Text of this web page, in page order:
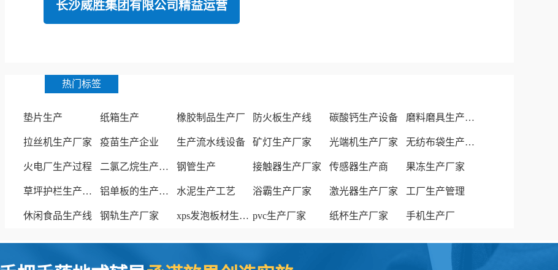
长沙威胜集团有限公司精益运营
热门标签
垫片生产 纸箱生产 橡胶制品生产厂 防火板生产线 碳酸钙生产设备 磨料磨具生产厂家
拉丝机生产厂家 疫苗生产企业 生产流水线设备 矿灯生产厂家 光端机生产厂家 无纺布袋生产厂家
火电厂生产过程 二氯乙烷生产厂家 钢管生产 接触器生产厂家 传感器生产商 果冻生产厂家
草坪护栏生产厂家 铝单板的生产厂家 水泥生产工艺 浴霸生产厂家 激光器生产厂家 工厂生产管理
休闲食品生产线 钢轨生产厂家 xps发泡板材生产线 pvc生产厂家 纸杯生产厂家 手机生产厂